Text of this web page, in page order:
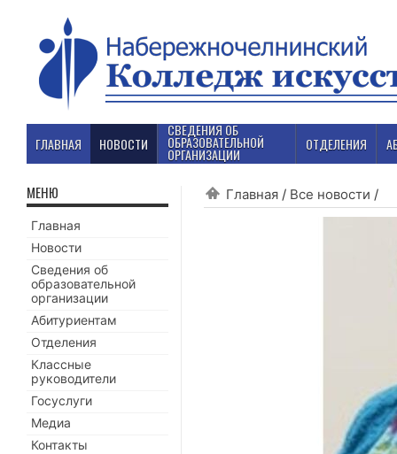
ГЛАВНАЯ НОВОСТИ
СВЕДЕНИЯ ОБ
ОБРАЗОВАТЕЛЬНОЙ
ОРГАНИЗАЦИИ
ОТДЕЛЕНИЯ
Главная / Все новости /
МЕНЮ
Главная
Новости
Сведения об
образовательной
организации
Абитуриентам
Отделения
Классные
руководители
Госуслуги
Медиа
Контакты